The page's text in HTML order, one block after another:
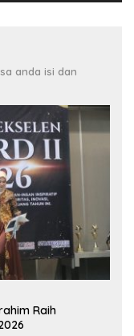
anda isi dan
Raih